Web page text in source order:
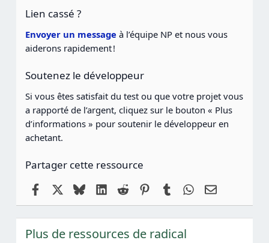
l
e
(
)
Lien cassé ?
Envoyer un message à l’équipe NP et nous vous
aiderons rapidement !
Soutenez le développeur
Si vous êtes satisfait du test ou que votre projet vous
a rapporté de l’argent, cliquez sur le bouton « Plus
d’informations » pour soutenir le développeur en
achetant.
Partager cette ressource
FacebookBlueskyLinkedIn
Reddit Pinterest
Tumblr WhatsApp
Email
Plus de ressources de radical